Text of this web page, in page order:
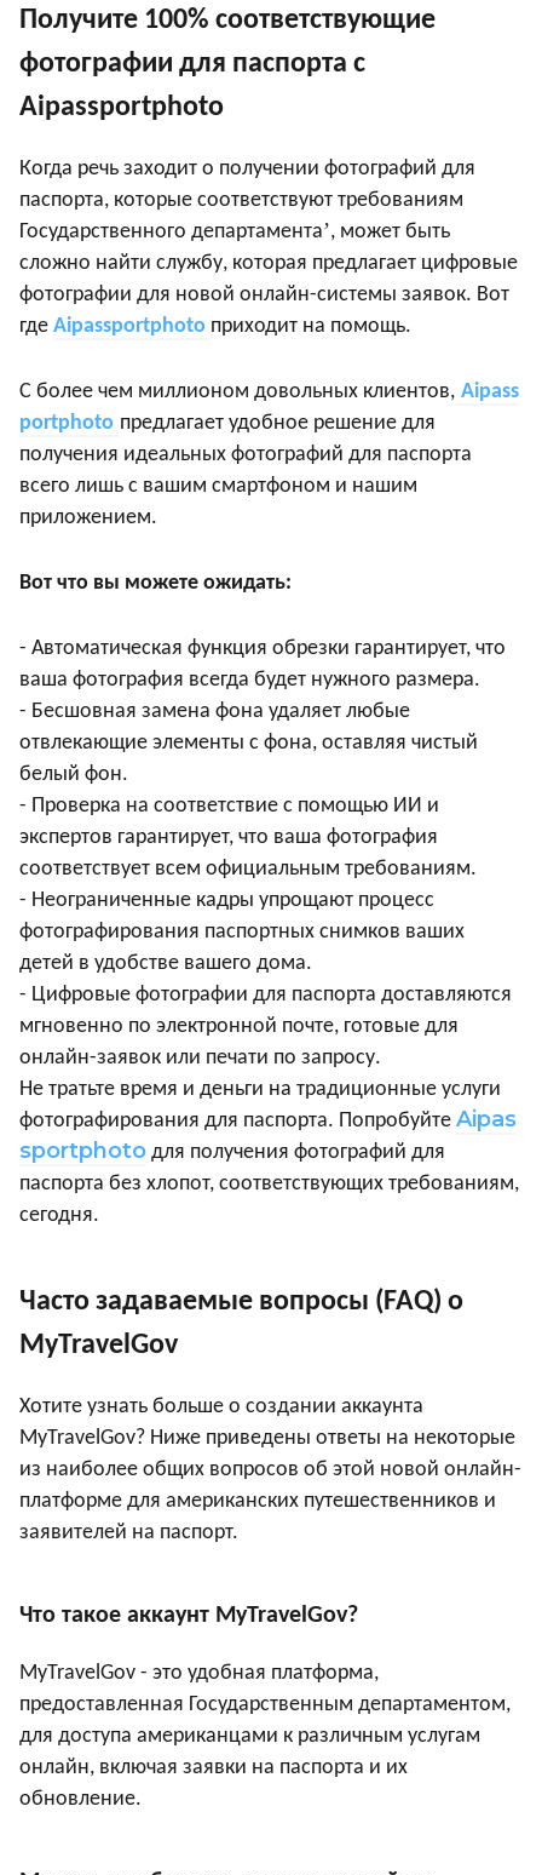
Получите 100% соответствующие
фотографии для паспорта с
Aipassportphoto
Когда речь заходит о получении фотографий для
паспорта, которые соответствуют требованиям
Государственного департамента’, может быть
сложно найти службу, которая предлагает цифровые
фотографии для новой онлайн-системы заявок. Вот
где Aipassportphoto приходит на помощь.
С более чем миллионом довольных клиентов, Aipass
portphoto предлагает удобное решение для
получения идеальных фотографий для паспорта
всего лишь с вашим смартфоном и нашим
приложением.
Вот что вы можете ожидать:
- Автоматическая функция обрезки гарантирует, что
ваша фотография всегда будет нужного размера.
- Бесшовная замена фона удаляет любые
отвлекающие элементы с фона, оставляя чистый
белый фон.
- Проверка на соответствие с помощью ИИ и
экспертов гарантирует, что ваша фотография
соответствует всем официальным требованиям.
- Неограниченные кадры упрощают процесс
фотографирования паспортных снимков ваших
детей в удобстве вашего дома.
- Цифровые фотографии для паспорта доставляются
мгновенно по электронной почте, готовые для
онлайн-заявок или печати по запросу.
Не тратьте время и деньги на традиционные услуги
фотографирования для паспорта. Попробуйте Aipas
sportphoto для получения фотографий для
паспорта без хлопот, соответствующих требованиям,
сегодня.
Часто задаваемые вопросы (FAQ) о
MyTravelGov
Хотите узнать больше о создании аккаунта
MyTravelGov? Ниже приведены ответы на некоторые
из наиболее общих вопросов об этой новой онлайн-
платформе для американских путешественников и
заявителей на паспорт.
Что такое аккаунт MyTravelGov?
MyTravelGov - это удобная платформа,
предоставленная Государственным департаментом,
для доступа американцами к различным услугам
онлайн, включая заявки на паспорта и их
обновление.